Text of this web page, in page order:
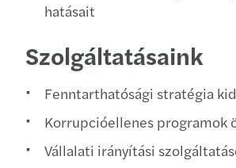
hatásait
Szolgáltatásaink
Fenntarthatósági stratégia
Korrupcióellenes programok
Vállalati irányítási